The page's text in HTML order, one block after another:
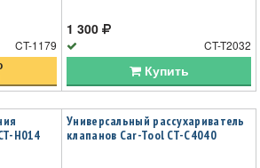
CT-1179
1 300
CT-T2032
Купить
H014
Универсальный рассухариватель
клапанов Car-Tool CT-C4040